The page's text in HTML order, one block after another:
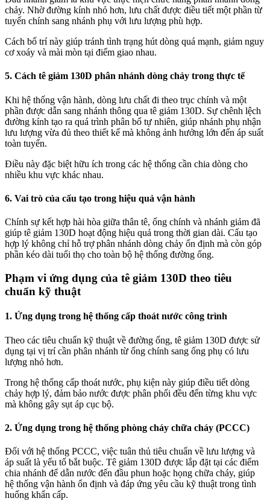
chảy. Nhờ đường kính nhỏ hơn, lưu chất được điều tiết một phần từ
tuyến chính sang nhánh phụ với lưu lượng phù hợp.
Cách bố trí này giúp tránh tình trạng hút dòng quá mạnh, giảm nguy
cơ xoáy và mài mòn tại điểm giao nhau.
5. Cách tê giảm 130D phân nhánh dòng chảy trong thực tế
Khi hệ thống vận hành, dòng lưu chất đi theo trục chính và một
phần được dẫn sang nhánh thông qua tê giảm 130D. Sự chênh lệch
đường kính tạo ra quá trình phân bổ tự nhiên, giúp nhánh phụ nhận
lưu lượng vừa đủ theo thiết kế mà không ảnh hưởng lớn đến áp suất
toàn tuyến.
Điều này đặc biệt hữu ích trong các hệ thống cần chia dòng cho
nhiều khu vực khác nhau.
6. Vai trò của cấu tạo trong hiệu quả vận hành
Chính sự kết hợp hài hòa giữa thân tê, ống chính và nhánh giảm đã
giúp tê giảm 130D hoạt động hiệu quả trong thời gian dài. Cấu tạo
hợp lý không chỉ hỗ trợ phân nhánh dòng chảy ổn định mà còn góp
phần kéo dài tuổi thọ cho toàn bộ hệ thống đường ống.
Phạm vi ứng dụng của tê giảm 130D theo tiêu
chuẩn kỹ thuật
1. Ứng dụng trong hệ thống cấp thoát nước công trình
Theo các tiêu chuẩn kỹ thuật về đường ống, tê giảm 130D được sử
dụng tại vị trí cần phân nhánh từ ống chính sang ống phụ có lưu
lượng nhỏ hơn.
Trong hệ thống cấp thoát nước, phụ kiện này giúp điều tiết dòng
chảy hợp lý, đảm bảo nước được phân phối đều đến từng khu vực
mà không gây sụt áp cục bộ.
2. Ứng dụng trong hệ thống phòng cháy chữa cháy (PCCC)
Đối với hệ thống PCCC, việc tuân thủ tiêu chuẩn về lưu lượng và
áp suất là yếu tố bắt buộc. Tê giảm 130D được lắp đặt tại các điểm
chia nhánh để dẫn nước đến đầu phun hoặc họng chữa cháy, giúp
hệ thống vận hành ổn định và đáp ứng yêu cầu kỹ thuật trong tình
huống khẩn cấp.